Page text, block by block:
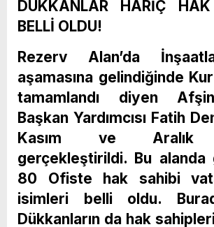
DÜKKANLAR HARİÇ HAK
BELLİ OLDU!
Rezerv Alan’da
aşamasına gelindiğinde
tamamlandı diyen
Başkan Yardımcısı Fatih
Kasım ve Aralık
gerçekleştirildi. Bu alanda
80 Ofiste hak sahibi
isimleri belli oldu.
Dükkanların da hak